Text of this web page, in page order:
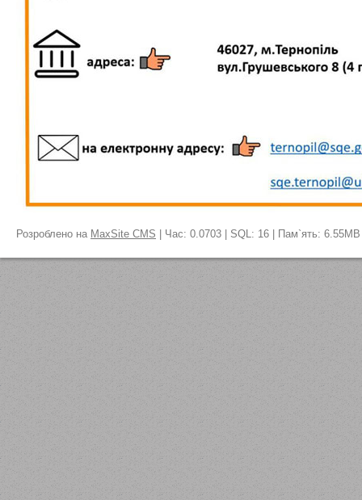
Розроблено на MaxSite CMS | Час: 0.0703 | SQL: 16 | Пам`ять: 6.55MB